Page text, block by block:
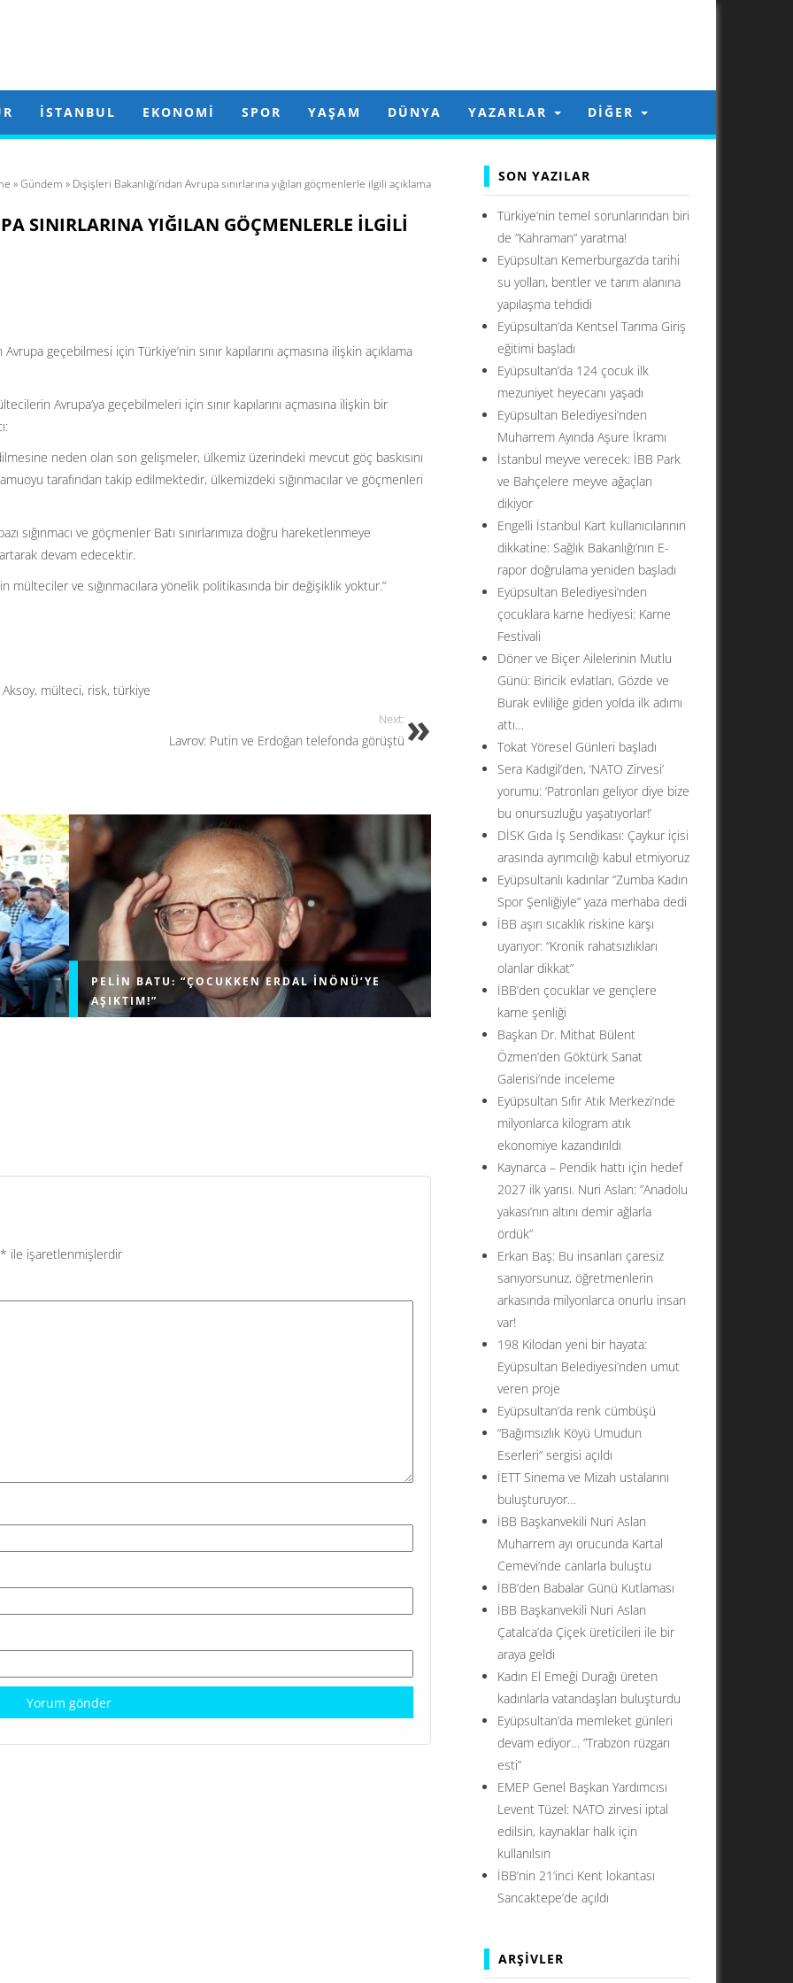
İSTANBUL EKONOMI SPOR YAŞAM DÜNYA YAZARLAR DIĞER
»Gündem » Dışişleri Bakanlığı’ndan Avrupa sınırlarına yığılan göçmenlerle ilgili açıklama
SINIRLARINA YIĞILAN GÖÇMENLERLE ILGILI
geçebilmesi için Türkiye’nin sınır kapılarını açmasına ilişkin açıklama
Avrupa’ya geçebilmeleri için sınır kapılarını açmasına ilişkin bir
neden olan son gelişmeler, ülkemiz üzerindeki mevcut göç baskısını
tarafından takip edilmektedir, ülkemizdeki sığınmacılar ve göçmenleri
sığınmacı ve göçmenler Batı sınırlarımıza doğru hareketlenmeye
devam edecektir.
ve sığınmacılara yönelik politikasında bir değişiklik yoktur.”
, mülteci, risk, türkiye
Next:
Lavrov: Putin ve Erdoğan telefonda görüştü
ve
PELIN BATU: “ÇOCUKKEN ERDAL İNÖNÜ’YE
AŞIKTIM!”
* ile işaretlenmişlerdir
SON YAZILAR
Türkiye’nin temel sorunlarından biri
de ”Kahraman” yaratma!
Eyüpsultan Kemerburgaz’da tarihi
su yolları, bentler ve tarım alanına
yapılaşma tehdidi
Eyüpsultan’da Kentsel Tarıma Giriş
eğitimi başladı
Eyüpsultan’da 124 çocuk ilk
mezuniyet heyecanı yaşadı
Eyüpsultan Belediyesi’nden
Muharrem Ayında Aşure İkramı
İstanbul meyve verecek: İBB Park
ve Bahçelere meyve ağaçları
dikiyor
Engelli İstanbul Kart kullanıcılarının
dikkatine: Sağlık Bakanlığı’nın E-
rapor doğrulama yeniden başladı
Eyüpsultan Belediyesi’nden
çocuklara karne hediyesi: Karne
Festivali
Döner ve Biçer Ailelerinin Mutlu
Günü: Biricik evlatları, Gözde ve
Burak evliliğe giden yolda ilk adımı
attı…
Tokat Yöresel Günleri başladı
Sera Kadıgil’den, ‘NATO Zirvesi’
yorumu: ‘Patronları geliyor diye bize
bu onursuzluğu yaşatıyorlar!’
DİSK Gıda İş Sendikası: Çaykur içisi
arasında ayrımcılığı kabul etmiyoruz
Eyüpsultanlı kadınlar “Zumba Kadın
Spor Şenliğiyle” yaza merhaba dedi
İBB aşırı sıcaklık riskine karşı
uyarıyor: ”Kronik rahatsızlıkları
olanlar dikkat”
İBB’den çocuklar ve gençlere
karne şenliği
Başkan Dr. Mithat Bülent
Özmen’den Göktürk Sanat
Galerisi’nde inceleme
Eyüpsultan Sıfır Atık Merkezi’nde
milyonlarca kilogram atık
ekonomiye kazandırıldı
Kaynarca – Pendik hattı için hedef
2027 ilk yarısı. Nuri Aslan: ”Anadolu
yakası’nın altını demir ağlarla
ördük”
Erkan Baş: Bu insanları çaresiz
sanıyorsunuz, öğretmenlerin
arkasında milyonlarca onurlu insan
var!
198 Kilodan yeni bir hayata:
Eyüpsultan Belediyesi’nden umut
veren proje
Eyüpsultan’da renk cümbüşü
“Bağımsızlık Köyü Umudun
Eserleri” sergisi açıldı
İETT Sinema ve Mizah ustalarını
buluşturuyor…
İBB Başkanvekili Nuri Aslan
Muharrem ayı orucunda Kartal
Cemevi’nde canlarla buluştu
İBB’den Babalar Günü Kutlaması
İBB Başkanvekili Nuri Aslan
Çatalca’da Çiçek üreticileri ile bir
araya geldi
Kadın El Emeği Durağı üreten
kadınlarla vatandaşları buluşturdu
Eyüpsultan’da memleket günleri
devam ediyor… ”Trabzon rüzgarı
esti”
EMEP Genel Başkan Yardımcısı
Levent Tüzel: NATO zirvesi iptal
edilsin, kaynaklar halk için
kullanılsın
İBB’nin 21’inci Kent lokantası
Sancaktepe’de açıldı
ARŞIVLER